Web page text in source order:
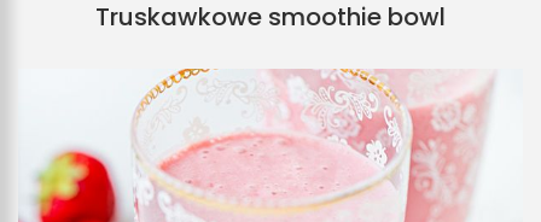
Truskawkowe smoothie bowl